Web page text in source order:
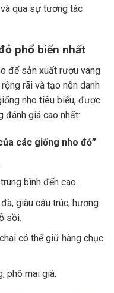
qua sự tương tác
phổ biến nhất
để sản xuất rượu vang
rãi và tạo nên danh
nho tiêu biểu, được
đánh giá cao nhất:
các giống nho đỏ”
bình đến cao.
giàu cấu trúc, hương
sồi.
có thể giữ hàng chục
phô mai già.